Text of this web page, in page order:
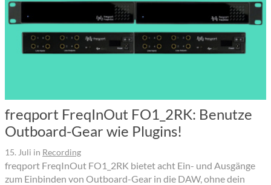
freqport FreqInOut FO1_2RK: Benutze
Outboard-Gear wie Plugins!
15. Juli in Recording
freqport FreqInOut FO1_2RK bietet acht Ein- und Ausgänge
zum Einbinden von Outboard-Gear in die DAW, ohne dein